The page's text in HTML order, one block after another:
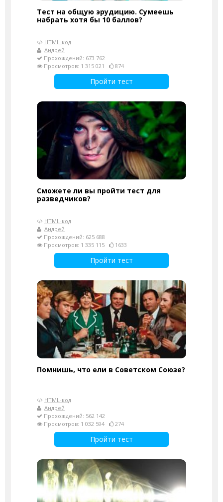
Тест на общую эрудицию. Сумеешь
набрать хотя бы 10 баллов?
HTML-код
Андрей
Прохождений: 673 762
Просмотров: 1 315 021
874
Пройти тест
Сможете ли вы пройти тест для
разведчиков?
HTML-код
Андрей
Прохождений: 625 688
Просмотров: 1 335 115
1633
Пройти тест
Помнишь, что ели в Советском Союзе?
HTML-код
Андрей
Прохождений: 562 142
Просмотров: 1 032 594
274
Пройти тест